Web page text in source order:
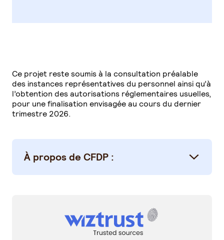
Ce projet reste soumis à la consultation préalable
des instances représentatives du personnel ainsi qu’à
l’obtention des autorisations réglementaires usuelles,
pour une finalisation envisagée au cours du dernier
trimestre 2026.
À propos de CFDP :